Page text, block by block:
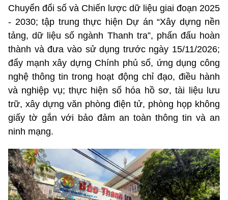
Chuyển đổi số và Chiến lược dữ liệu giai đoạn 2025
- 2030; tập trung thực hiện Dự án “Xây dựng nền
tảng, dữ liệu số ngành Thanh tra”, phấn đấu hoàn
thành và đưa vào sử dụng trước ngày 15/11/2026;
đẩy mạnh xây dựng Chính phủ số, ứng dụng công
nghệ thông tin trong hoạt động chỉ đạo, điều hành
và nghiệp vụ; thực hiện số hóa hồ sơ, tài liệu lưu
trữ, xây dựng văn phòng điện tử, phòng họp không
giấy tờ gắn với bảo đảm an toàn thông tin và an
ninh mạng.